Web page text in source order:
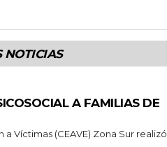
NOTICIAS
A FAMILIAS DE
Víctimas (CEAVE) Zona Sur realizó